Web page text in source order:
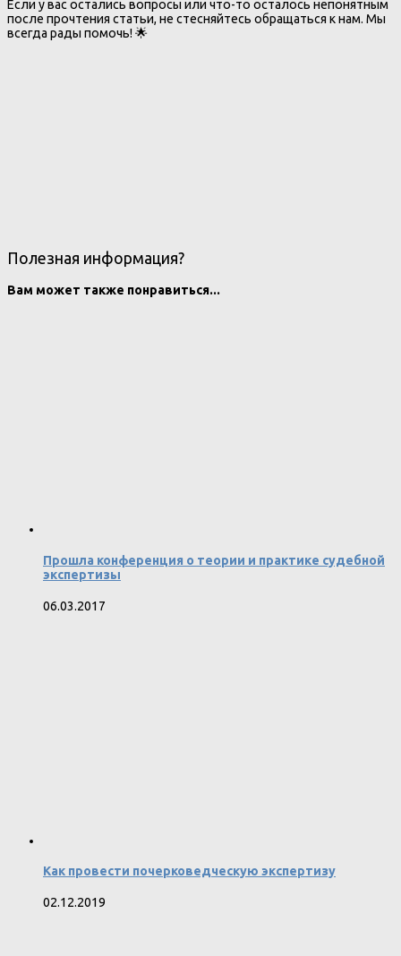
Если у вас остались вопросы или что-то осталось непонятным
после прочтения статьи, не стесняйтесь обращаться к нам. Мы
всегда рады помочь! 🌟
Полезная информация?
Вам может также понравиться...
Прошла конференция о теории и практике судебной
экспертизы
06.03.2017
Как провести почерковедческую экспертизу
02.12.2019